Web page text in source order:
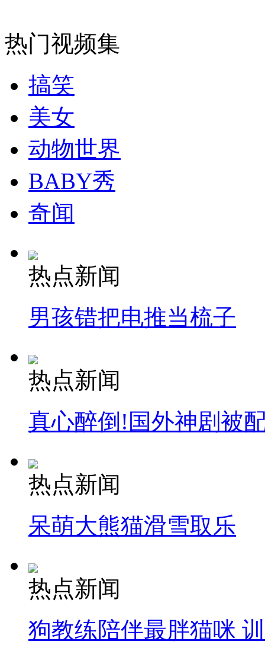
司机酒驾遇交警 急速倒车逃窜
热门视频集
搞笑
美女
动物世界
BABY秀
奇闻
热点新闻
男孩错把电推当梳子
热点新闻
真心醉倒!国外神剧被
热点新闻
呆萌大熊猫滑雪取乐
热点新闻
狗教练陪伴最胖猫咪